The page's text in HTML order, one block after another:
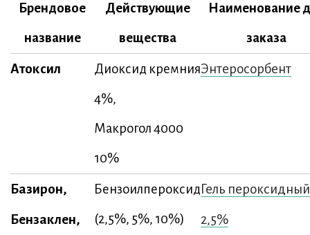
Брендовое
название
Действующие
вещества
Наименование
заказа
Атоксил Диоксид кремния
4%,
Макрогол 4000
10%
Энтеросорбент
Базирон,
Бензаклен,
Бензоилпероксид
(2,5%, 5%, 10%)
Гель пероксидный
2,5%